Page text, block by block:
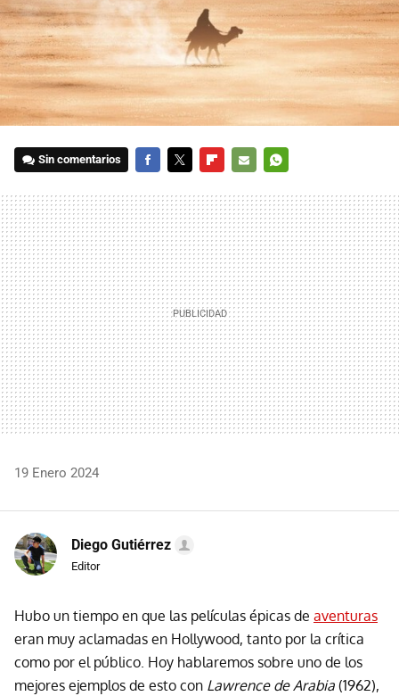
Sin comentarios
MAIL
19 Enero 2024
Diego Gutiérrez
Editor
Hubo un tiempo en que las películas épicas de aventuras
eran muy aclamadas en Hollywood, tanto por la crítica
como por el público. Hoy hablaremos sobre uno de los
mejores ejemplos de esto con Lawrence de Arabia (1962),